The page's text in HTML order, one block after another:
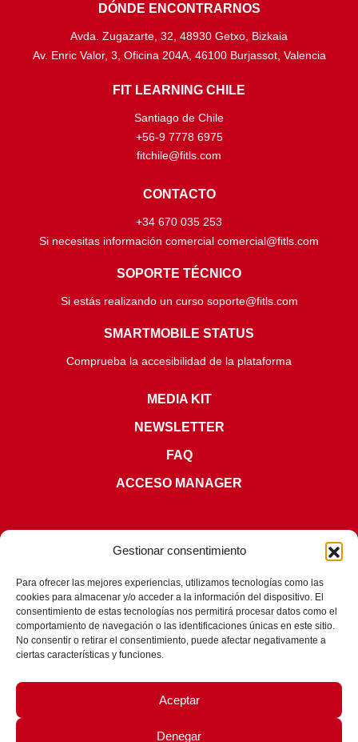
Gestionar consentimiento
Para ofrecer las mejores experiencias, utilizamos tecnologías como las
cookies para almacenar y/o acceder a la información del dispositivo. El
consentimiento de estas tecnologías nos permitirá procesar datos como el
comportamiento de navegación o las identificaciones únicas en este sitio.
No consentir o retirar el consentimiento, puede afectar negativamente a
ciertas características y funciones.
Aceptar
Denegar
DÓNDE ENCONTRARNOS
Avda. Zugazarte, 32, 48930 Getxo, Bizkaia
Av. Enric Valor, 3, Oficina 204A, 46100 Burjassot, Valencia
FIT LEARNING CHILE
Santiago de Chile
+56-9 7778 6975
fitchile@fitls.com
CONTACTO
+34 670 035 253
Si necesitas información comercial comercial@fitls.com
SOPORTE TÉCNICO
Si estás realizando un curso soporte@fitls.com
SMARTMOBILE STATUS
Comprueba la accesibilidad de la plataforma
MEDIA KIT
NEWSLETTER
FAQ
ACCESO MANAGER
CERTIFICACIONES